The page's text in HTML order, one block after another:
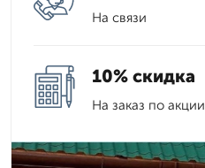
На связи
10% скидка
На заказ по акции